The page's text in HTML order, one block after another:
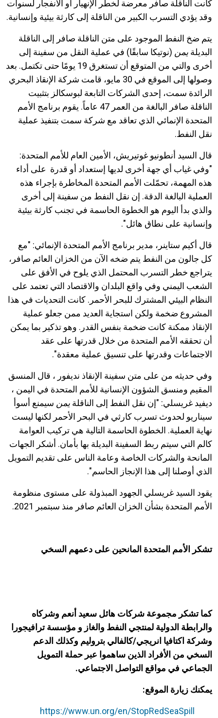
كانت الناقلة صافر معرضة لخطر الإنهيار أو الانفجار لسنوات
وقد يؤدي التسرب الكبير من الناقلة إلى كارثة بيئية وإنسانية.
يتم ضخ النفط الموجود على متن الناقلة صافر إلى الناقلة
البديلة يمن (نوتيكا سابقًا) في عملية النقل من سفينة إلى
أخرى والتي من المتوقع أن تستغرق 19 يومًا حتى تكتمل. بعد
وصولها إلى الموقع في 30 مايو، قامت شركة الإنقاذ البحري
الرائدة سمت، إحدى الشركات التابعة لبوسكالز بتثبيت
الناقلة صافر البالغة من العمر 47 عاماً. يقوم برنامج الأمم
المتحدة الإنمائي الذي تعاقد مع شركة سمت بتنفيذ عملية
نقل النفط.
قال السيد أنطونيو غوتيريش، الأمين العام للأمم المتحدة:
"وفي غياب أي جهة أخرى لديها إستعداد أو قدرة على أداء
هذه المهمة، تحمّلت الأمم المتحدة المخاطرة بإجراء هذه
العملية البالغة الدقة. إن نقل النفط من سفينة إلى أخرى
والذي بدأ اليوم هو الخطوة الحاسمة في تجنب كارثة بيئية
وإنسانية على نطاق هائل".
قال أكيم ستاينر، مدير برنامج الأمم المتحدة الإنمائي: "مع
كل جالون من النفط يتم ضخه الآن من الخزان العائم صافر،
يتراجع خطر التسرب المحتمل الذي يلوح في الأفق على
الشعب اليمني وفي واقع البلدان والاقتصاد التي تعتمد على
النظام البيئي المشترك للبحر الأحمر. كانت التحديات في هذا
المشروع ضخمة ولكن استجاية العديد ممن جعلو عملية
الإنقاذ ممكنة كانت ضخمة بنفس القدر. وهو تذكير بما يمكن
أن تحققه الأمم المتحدة من خلال قدرتها على عقد
الاجتماعات وقدرتها على تنسيق عملية معقدة".
وفي حديثه من على متن سفينة الإنقاذ نديفور ، قال المنسق
المقيم ومنسق الشؤون الإنسانية للأمم المتحدة في اليمن ،
ديفيد غريسلي: "إن نقل النفط إلى الناقلة يمن سيمنع أسوأ
سيناريو لحدوث تسرب كارثي في البحر الأحمر لكنها ليست
نهاية العملية. الخطوة الحاسمة التالية هي تركيب العوامة
كالم التي سيتم ربط السفينة البديلة بها بأمان. أشكر الجهات
المانحة والشركات الخاصة وعامة الناس على تقديم التمويل
الذي أوصلنا إلى هذا الإنجاز الحاسم".
يقود السيد غريسلي الجهود المبذولة على مستوى منظومة
الأمم المتحدة بشأن الخزان العائم صافر منذ سبتمبر 2021.
تشكر الأمم المتحدة المانحين على دعمهم السخي
كما تشكر مجموعة شركات هائل سعيد أنعم وشركاه
والرابطة الدولية لمنتجي النفط والغاز و مؤسسة ترافيجورا
وشركة اكتافيا انريجي/كالفالي بتروليم وكذلك الدعم
السخي من الأفراد الذين ساهموا عبر حملة التمويل
الجماعي في مواقع التواصل الاجتماعي.
يمكنك زيارة الموقع:
https://www.un.org/en/StopRedSeaSpill